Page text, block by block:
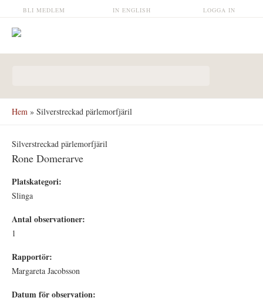
Hoppa till huvudinnehåll LOGGA IN
IN ENGLISH
BLI MEDLEM
Hem » Silverstreckad pärlemorfjäril
Silverstreckad pärlemorfjäril
Rone Domerarve
Platskategori:
Slinga
Antal observationer:
1
Rapportör:
Margareta Jacobsson
Datum för observation: